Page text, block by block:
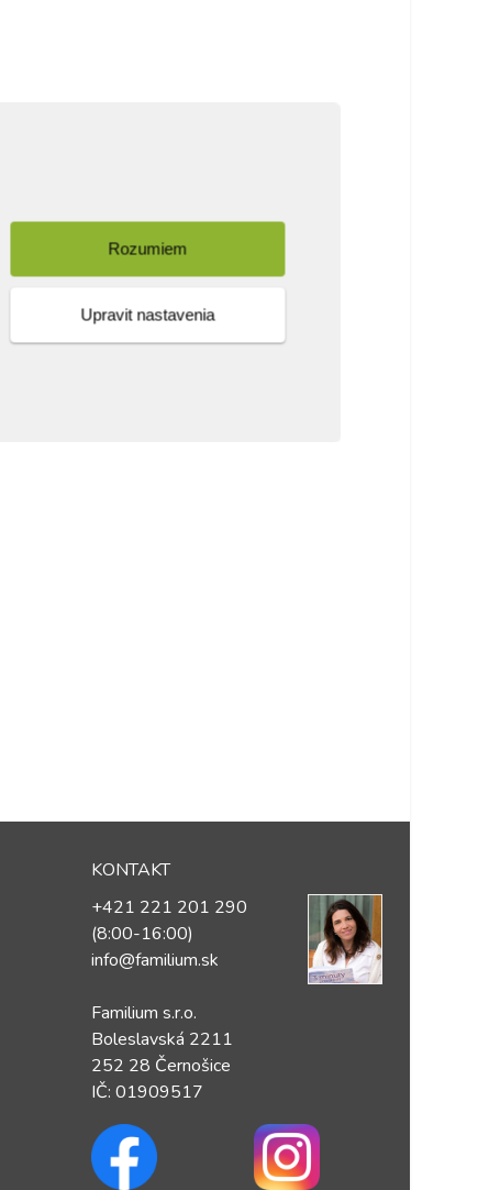
Rozumiem
Upravit nastavenia
KONTAKT
+421 221 201 290
(8:00-16:00)
info@familium.sk
Familium s.r.o.
Boleslavská 2211
252 28 Černošice
IČ: 01909517